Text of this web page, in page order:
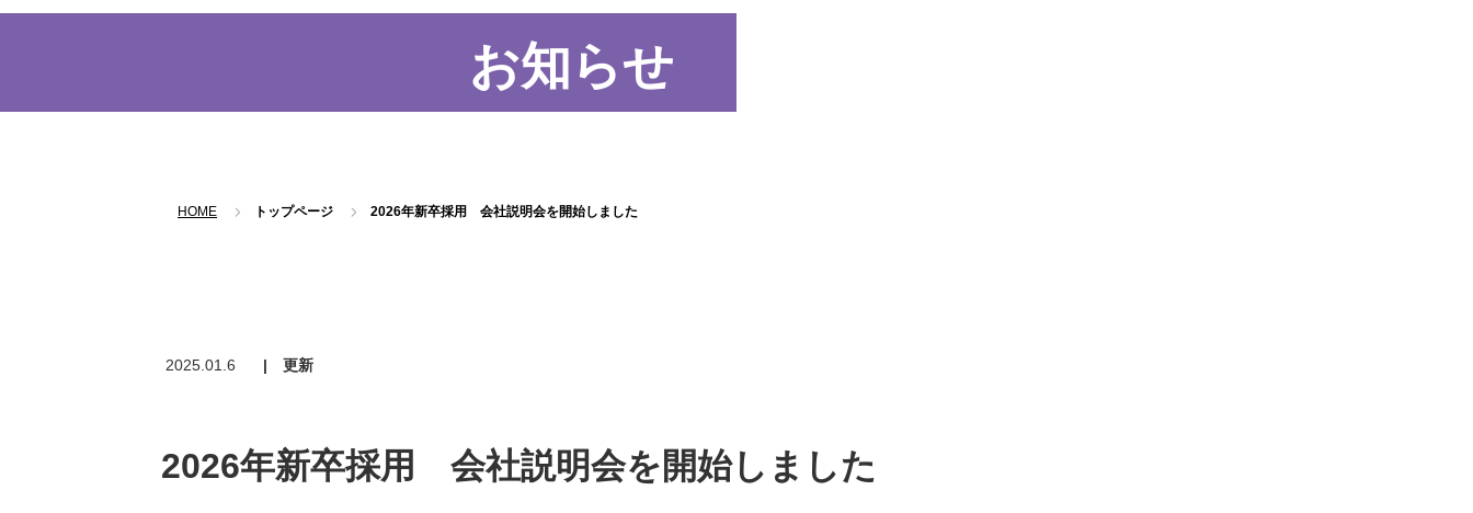
お知らせ
HOME トップページ 2026年新卒採用 会社説明会を開始しました
2025.01.6 | 更新
2026年新卒採用 会社説明会を開始しました